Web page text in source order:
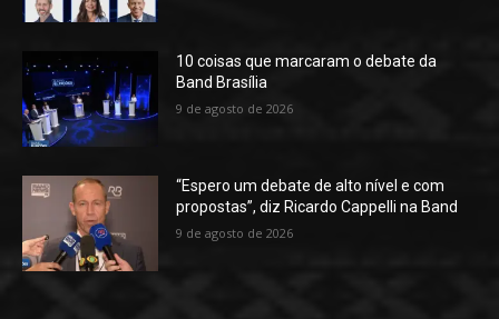
10 coisas que marcaram o debate da
Band Brasília
9 de agosto de 2026
“Espero um debate de alto nível e com
propostas”, diz Ricardo Cappelli na Band
9 de agosto de 2026